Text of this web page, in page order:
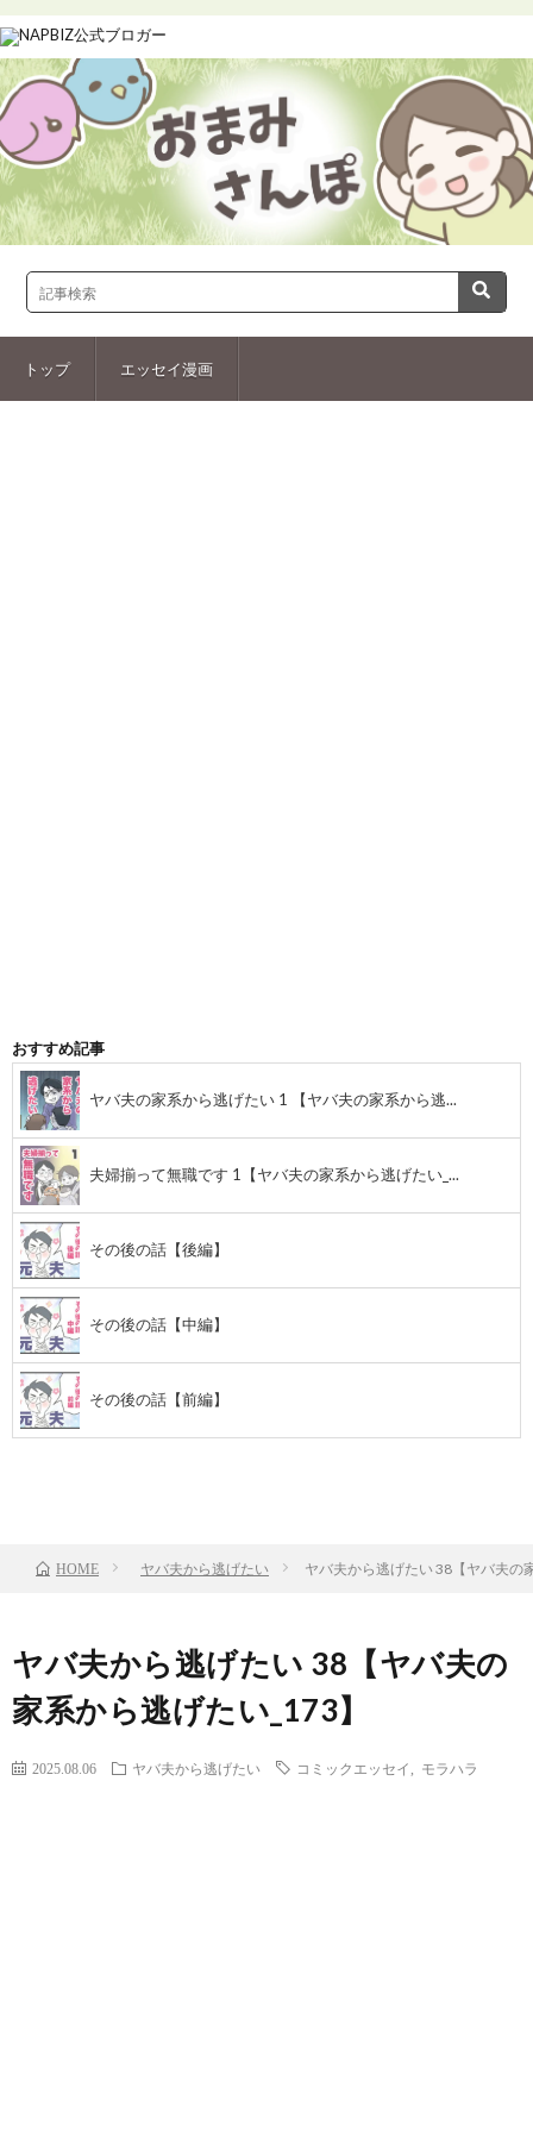
トップ エッセイ漫画
おすすめ記事
ヤバ夫の家系から逃げたい 1 【ヤバ夫の家系から逃...
夫婦揃って無職です 1【ヤバ夫の家系から逃げたい_...
その後の話【後編】
その後の話【中編】
その後の話【前編】
HOME ヤバ夫から逃げたい ヤバ夫から逃げたい 38【ヤバ夫の
ヤバ夫から逃げたい 38【ヤバ夫の
家系から逃げたい_173】
2025.08.06 ヤバ夫から逃げたい コミックエッセイ モラハラ